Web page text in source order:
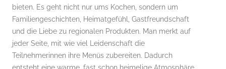
bieten. Es geht nicht nur ums Kochen, sondern um
Familiengeschichten, Heimatgefühl, Gastfreundschaft
und die Liebe zu regionalen Produkten. Man merkt auf
jeder Seite, mit wie viel Leidenschaft die
Teilnehmerinnen ihre Menüs zubereiten. Dadurch